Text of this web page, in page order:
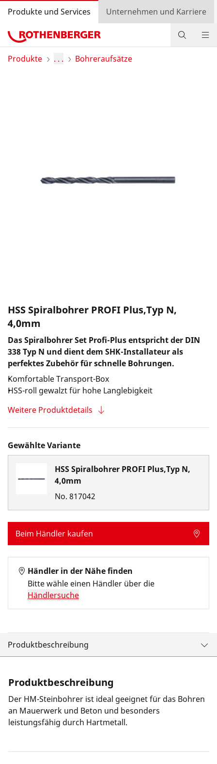
Produkte und Services Unternehmen und Karriere
Produkte
Produkte . . . Bohreraufsätze
HSS Spiralbohrer PROFI Plus,Typ N,
4,0mm
Das Spiralbohrer Set Profi-Plus entspricht der DIN
338 Typ N und dient dem SHK-Installateur als
perfektes Zubehör für schnelle Bohrungen.
Komfortable Transport-Box
HSS-roll gewalzt für hohe Langlebigkeit
Weitere Produktdetails
Gewählte Variante
HSS Spiralbohrer PROFI Plus,Typ N,
4,0mm
No. 817042
Beim Händler kaufen
Händler in der Nähe finden
Bitte wähle einen Händler über die
Händlersuche
Produktbeschreibung
Produktbeschreibung
Der HM-Steinbohrer ist ideal geeignet für das Bohren
an Mauerwerk und Beton und besonders
leistungsfähig durch Hartmetall.